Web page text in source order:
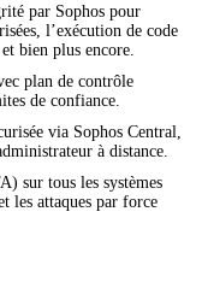
par Sophos pour
l’exécution de code
bien plus encore.
plan de contrôle
de confiance.
via Sophos Central,
à distance.
sur tous les systèmes
les attaques par force